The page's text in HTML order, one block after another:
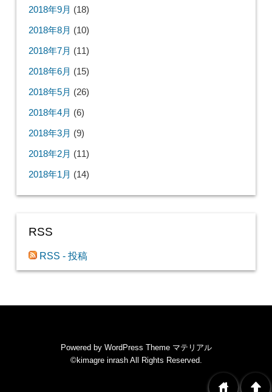
2018年9月 (18)
2018年8月 (10)
2018年7月 (11)
2018年6月 (15)
2018年5月 (26)
2018年4月 (6)
2018年3月 (9)
2018年2月 (11)
2018年1月 (14)
RSS
RSS - 投稿
Powered by WordPress Theme マテリアル
©kimagre inrashAll Rights Reserved.
arrowup
home